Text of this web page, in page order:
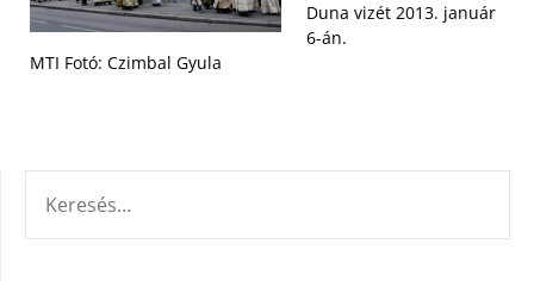
Duna vizét 2013. január
6-án.
MTI Fotó: Czimbal Gyula